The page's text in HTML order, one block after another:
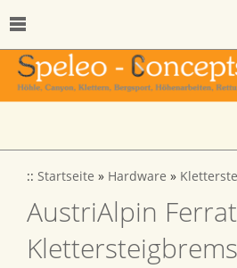
:: Startseite » Hardware »
AustriAlpin